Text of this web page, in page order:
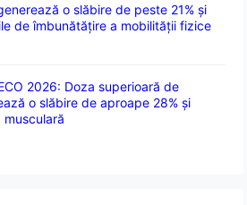
o slăbire de peste 21% și
de îmbunătățire a mobilității fizice
2026: Doza superioară de
o slăbire de aproape 28% și
musculară